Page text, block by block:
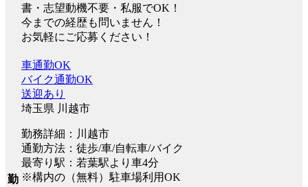
書・志望動機不要・私服でOK！
今までの経歴も問いません！
お気軽にご応募ください！
勤
車通勤OK
バイク通勤OK
送迎あり
埼玉県 川越市
勤務詳細：川越市
通勤方法：徒歩/車/自転車/バイク
最寄り駅：若葉駅より車4分
※構内の（無料）駐車場利用OK